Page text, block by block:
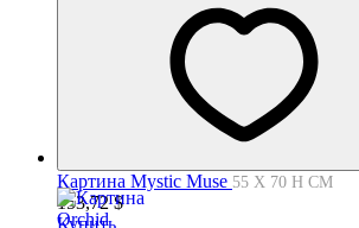
Картина Mystic Muse 55 X 70 H СМ
153,72$